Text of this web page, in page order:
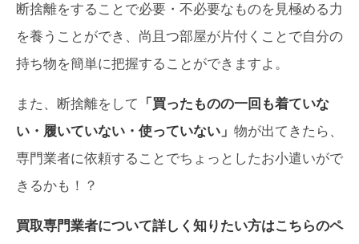
断捨離をすることで必要・不必要なものを見極める力
を養うことができ、尚且つ部屋が片付くことで自分の
持ち物を簡単に把握することができますよ。
また、断捨離をして 「買ったものの一回も着ていな
い・履いていない・使っていない」 物が出てきたら、
専門業者に依頼することでちょっとしたお小遣いがで
きるかも！？
買取専門業者について詳しく知りたい方はこちらのペ